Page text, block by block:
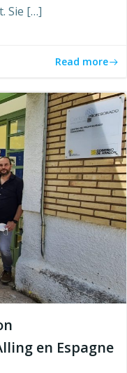
Sie […]
Read more
en Espagne